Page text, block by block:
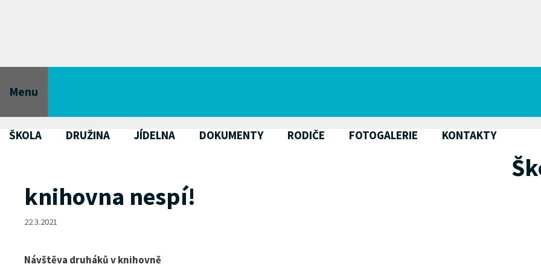
Menu
ŠKOLA DRUŽINA JÍDELNA DOKUMENTY RODIČE FOTOGALERIE KONTAKTY
knihovna nespí!
22.3.2021
Návštěva druháků v knihovně